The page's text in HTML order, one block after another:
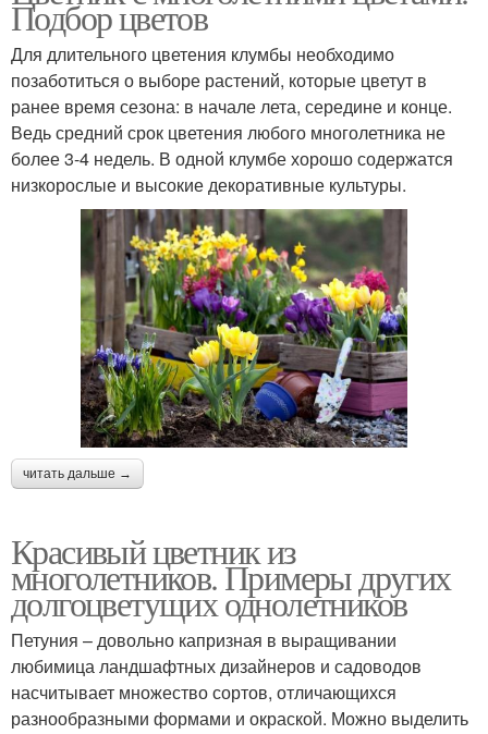
Подбор цветов
Для длительного цветения клумбы необходимо
позаботиться о выборе растений, которые цветут в
ранее время сезона: в начале лета, середине и конце.
Ведь средний срок цветения любого многолетника не
более 3-4 недель. В одной клумбе хорошо содержатся
низкорослые и высокие декоративные культуры.
читать дальше →
Красивый цветник из
многолетников. Примеры других
долгоцветущих однолетников
Петуния – довольно капризная в выращивании
любимица ландшафтных дизайнеров и садоводов
насчитывает множество сортов, отличающихся
разнообразными формами и окраской. Можно выделить